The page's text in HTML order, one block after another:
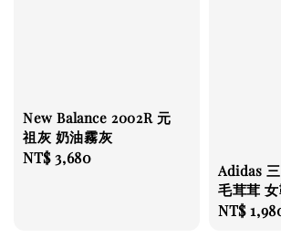
New Balance 2002R 元
祖灰 奶油霧灰
Regular
NT$ 3,680
Adidas
毛茸茸
Regular
NT$